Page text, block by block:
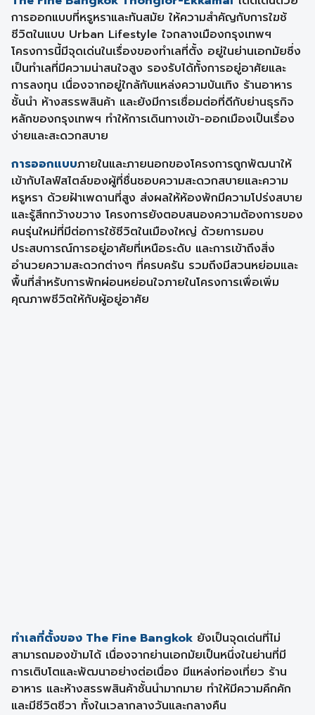
การออกแบบที่หรูหราและทันสมัย ให้ความสำคัญกับการใฆช้
ชีวิตในแบบ Urban Lifestyle ใจกลางเมืองกรุงเทพฯ
โครงการนี้มีจุดเด่นในเรื่องของทำเลที่ตั้ง อยู่ในย่านเอกมัยซึ่ง
เป็นทำเลที่มีความน่าสนใจสูง รองรับได้ทั้งการอยู่อาศัยและ
การลงทุน เนื่องจากอยู่ใกล้กับแหล่งความบันเทิง ร้านอาหาร
ชั้นนำ ห้างสรรพสินค้า และยังมีการเชื่อมต่อที่ดีกับย่านธุรกิจ
หลักของกรุงเทพฯ ทำให้การเดินทางเข้า-ออกเมืองเป็นเรื่อง
ง่ายและสะดวกสบาย
การออกแบบภายในและภายนอกของโครงการถูกพัฒนาให้
เข้ากับไลฟ์สไตล์ของผู้ที่ชื่นชอบความสะดวกสบายและความ
หรูหรา ด้วยฝ้าเพดานที่สูง ส่งผลให้ห้องพักมีความโปร่งสบาย
และรู้สึกกว้างขวาง โครงการยังตอบสนองความต้องการของ
คนรุ่นใหม่ที่มีต่อการใช้ชีวิตในเมืองใหญ่ ด้วยการมอบ
ประสบการณ์การอยู่อาศัยที่เหนือระดับ และการเข้าถึงสิ่ง
อำนวยความสะดวกต่างๆ ที่ครบครัน รวมถึงมีสวนหย่อมและ
พื้นที่สำหรับการพักผ่อนหย่อนใจภายในโครงการเพื่อเพิ่ม
คุณภาพชีวิตให้กับผู้อยู่อาศัย​
ทำเลที่ตั้งของ The Fine Bangkok ยังเป็นจุดเด่นที่ไม่
สามารถมองข้ามได้ เนื่องจากย่านเอกมัยเป็นหนึ่งในย่านที่มี
การเติบโตและพัฒนาอย่างต่อเนื่อง มีแหล่งท่องเที่ยว ร้าน
อาหาร และห้างสรรพสินค้าชั้นนำมากมาย ทำให้มีความคึกคัก
และมีชีวิตชีวา ทั้งในเวลากลางวันและกลางคืน